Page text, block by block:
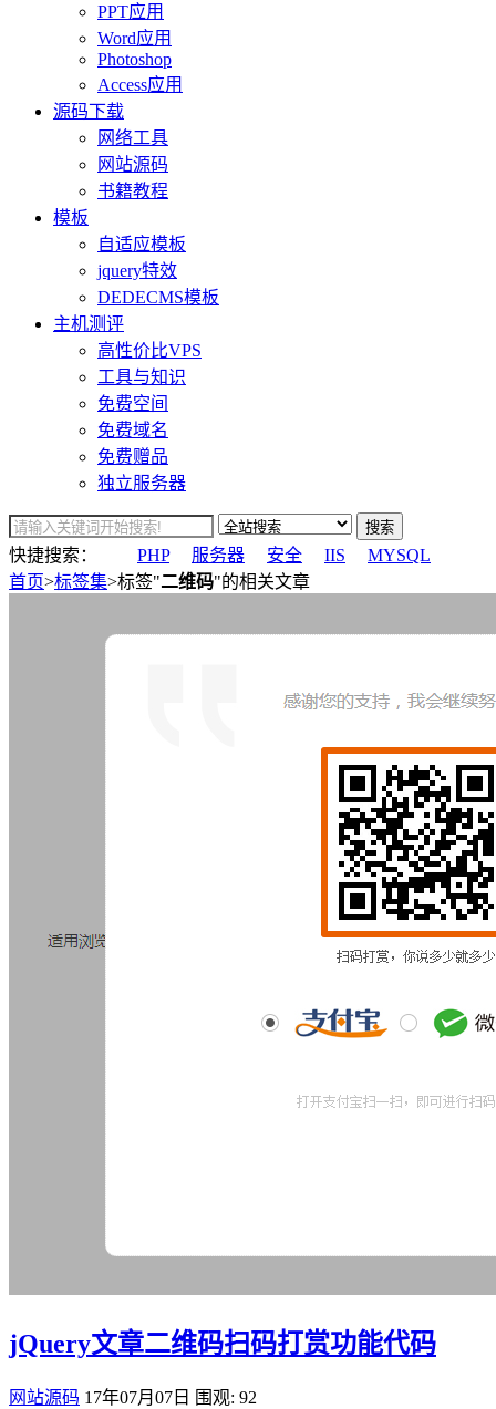
PPT应用
Word应用
Photoshop
Access应用
源码下载
网络工具
网站源码
书籍教程
模板
自适应模板
jquery特效
DEDECMS模板
主机测评
高性价比VPS
工具与知识
免费空间
免费域名
免费赠品
独立服务器
搜索
快捷搜索： PHP 服务器 安全 IIS
MYSQL
首页>标签集>标签"二维码"的相关文章
jQuery文章二维码扫码打赏功能代码
网站源码 17年07月07日 围观: 92